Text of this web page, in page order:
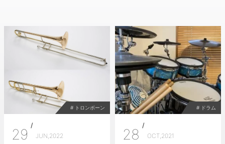
# トロンボーン
29
/
JUN,2022
# ドラム
28
/
OCT,2021